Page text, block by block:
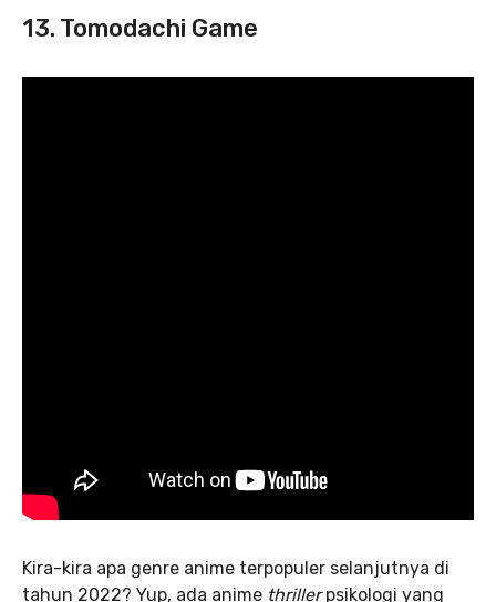
13. Tomodachi Game
Kira-kira apa genre anime terpopuler selanjutnya di
tahun 2022? Yup, ada anime thrillerpsikologi yang